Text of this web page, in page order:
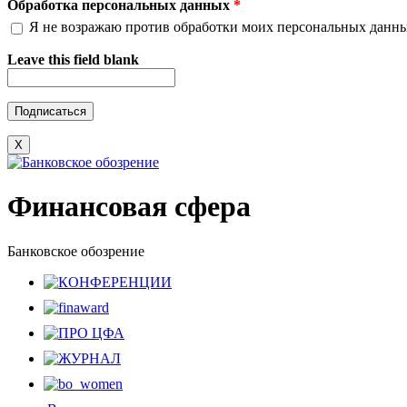
Обработка персональных данных *
Я не возражаю против обработки моих персональных
Leave this field blank
X
Финансовая сфера
Банковское обозрение